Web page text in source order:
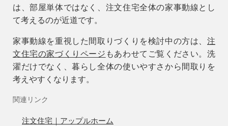
は、部屋単体ではなく、注文住宅全体の家事動線とし
て考えるのが近道です。
家事動線を重視した間取りづくりを検討中の方は、 注
文住宅の家づくりページ もあわせてご覧ください。洗
濯だけでなく、暮らし全体の使いやすさから間取りを
考えやすくなります。
関連リンク
注文住宅｜アップルホーム